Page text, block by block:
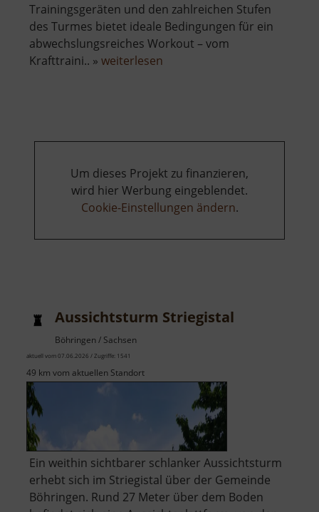
Trainingsgeräten und den zahlreichen Stufen
des Turmes bietet ideale Bedingungen für ein
abwechslungsreiches Workout – vom
Krafttraini.. » weiterlesen
Um dieses Projekt zu finanzieren,
wird hier Werbung eingeblendet.
Cookie-Einstellungen ändern.
Aussichtsturm Striegistal
Böhringen / Sachsen
aktuell vom 07.06.2026 / Zugriffe: 1541
49 km vom aktuellen Standort
Ein weithin sichtbarer schlanker Aussichtsturm
erhebt sich im Striegistal über der Gemeinde
Böhringen. Rund 27 Meter über dem Boden